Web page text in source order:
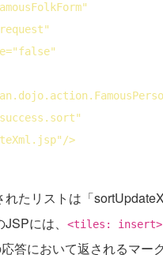
="false"
>
たリストは「
には、
<tiles: insert>
答において返されるマー